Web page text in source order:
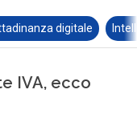
digitale
IVA, ecco